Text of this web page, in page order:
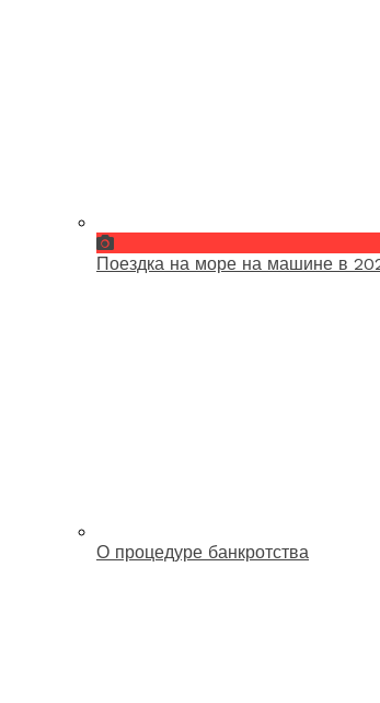
Поездка на море на машине в
О процедуре банкротства